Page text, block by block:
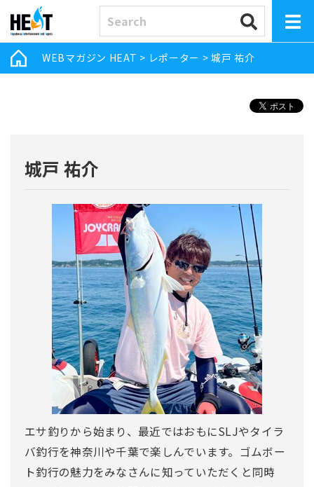
WEBマガジン HEAT > レポーター >城戸 祐介
城戸 祐介
エサ釣りから始まり、最近ではおもにSLJやタイラ
バ釣行を神奈川や千葉で楽しんでいます。ゴムボー
ト釣行の魅力をみなさんに知っていただくと同時